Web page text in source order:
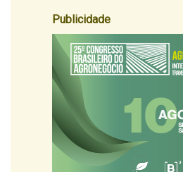
Publicidade